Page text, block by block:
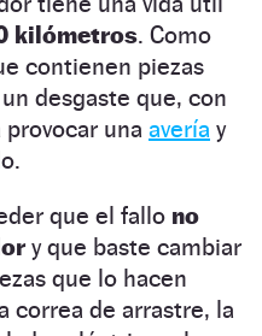
kilómetros. Como
contienen piezas
desgaste que, con
una avería y
que el fallo no
y que baste cambiar
que lo hacen
correa de arrastre, la